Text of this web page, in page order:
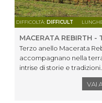
DIFFICOLTÀ: DIFFICULT
MACERATA REBIRTH -
Terzo anello Macerata
accompagnano nella
intrise di storie e
incontaminata
VAI